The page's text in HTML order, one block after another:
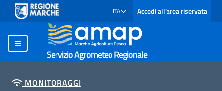
SELEZIONE LINGUA: LINGUA SELEZIONATA
ITA Accedi all'area riservata
Servizio Agrometeo Regionale
MONITORAGGI